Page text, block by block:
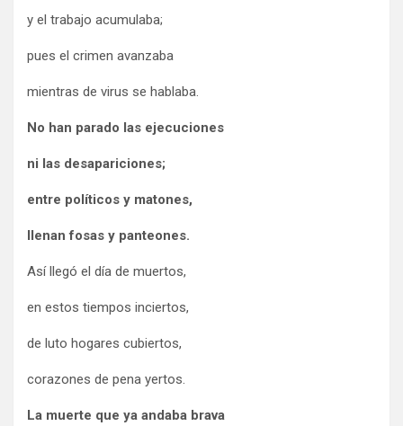
y el trabajo acumulaba;
pues el crimen avanzaba
mientras de virus se hablaba.
No han parado las ejecuciones
ni las desapariciones;
entre políticos y matones,
llenan fosas y panteones.
Así llegó el día de muertos,
en estos tiempos inciertos,
de luto hogares cubiertos,
corazones de pena yertos.
La muerte que ya andaba brava